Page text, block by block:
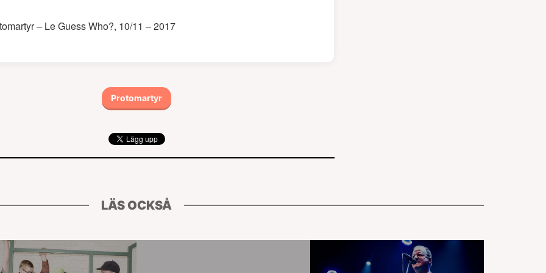
– Le Guess Who?, 10/11 – 2017
Protomartyr
LÄS OCKSÅ